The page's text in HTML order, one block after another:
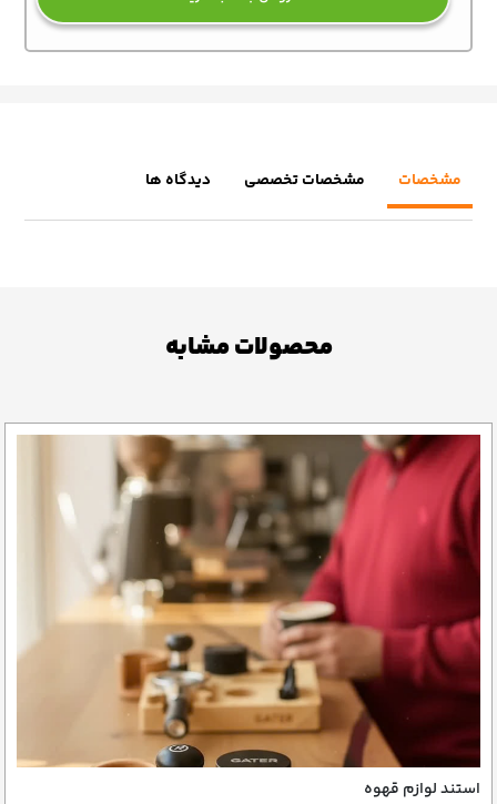
مشخصات مشخصات تخصصی دیدگاه ها
محصولات مشابه
استند لوازم قهوه